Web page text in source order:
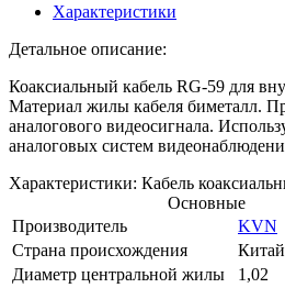
Характеристики
Детальное описание:
Коаксиальный кабель RG-59 для
Материал жилы кабеля биметалл.
аналогового видеосигнала.
аналоговых систем
Характеристики: Кабель
Основные
Производитель
KVN
Страна происхождения
Китай
Диаметр центральной жилы
1,02